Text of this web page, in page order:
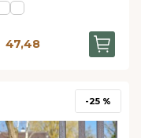
47,48
-25 %